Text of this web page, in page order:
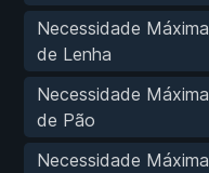
Necessidade Máxima
de Lenha
Necessidade Máxima
de Pão
Necessidade Máxima